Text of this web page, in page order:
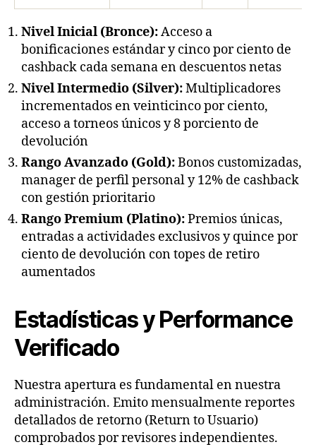
Nivel Inicial (Bronce):Acceso a
bonificaciones estándar y cinco por ciento de
cashback cada semana en descuentos netas
Nivel Intermedio (Silver):Multiplicadores
incrementados en veinticinco por ciento,
acceso a torneos únicos y 8 porciento de
devolución
Rango Avanzado (Gold):Bonos customizadas,
manager de perfil personal y 12% de cashback
con gestión prioritario
Rango Premium (Platino):Premios únicas,
entradas a actividades exclusivos y quince por
ciento de devolución con topes de retiro
aumentados
Estadísticas y Performance
Verificado
Nuestra apertura es fundamental en nuestra
administración. Emito mensualmente reportes
detallados de retorno (Return to Usuario)
comprobados por revisores independientes.